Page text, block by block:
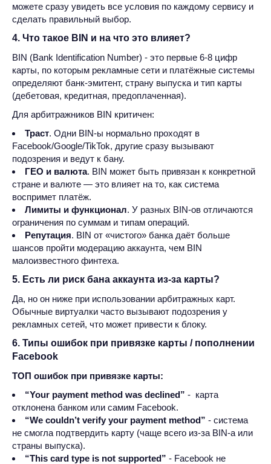
можете сразу увидеть все условия по каждому сервису и
сделать правильный выбор.
4. Что такое BIN и на что это влияет?
BIN (Bank Identification Number) - это первые 6-8 цифр
карты, по которым рекламные сети и платёжные системы
определяют банк-эмитент, страну выпуска и тип карты
(дебетовая, кредитная, предоплаченная).
Для арбитражников BIN критичен:
Траст. Одни BIN-ы нормально проходят в
Facebook/Google/TikTok, другие сразу вызывают
подозрения и ведут к бану.
ГЕО и валюта. BIN может быть привязан к конкретной
стране и валюте — это влияет на то, как система
воспримет платёж.
Лимиты и функционал. У разных BIN-ов отличаются
ограничения по суммам и типам операций.
Репутация. BIN от «чистого» банка даёт больше
шансов пройти модерацию аккаунта, чем BIN
малоизвестного финтеха.
5. Есть ли риск бана аккаунта из-за карты?
Да, но он ниже при использовании арбитражных карт.
Обычные виртуалки часто вызывают подозрения у
рекламных сетей, что может привести к блоку.
6. Типы ошибок при привязке карты / пополнении
Facebook
ТОП ошибок при привязке карты:
“Your payment method was declined” - карта
отклонена банком или самим Facebook.
“We couldn’t verify your payment method” - система
не смогла подтвердить карту (чаще всего из-за BIN-а или
страны выпуска).
“This card type is not supported” - Facebook не